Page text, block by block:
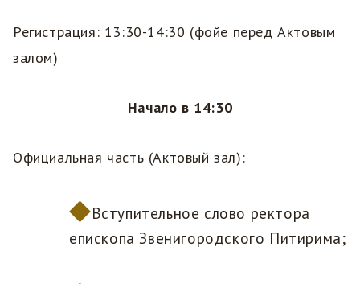
Регистрация: 13:30-14:30 (фойе перед Актовым
залом)
Начало в 14:30
Официальная часть (Актовый зал):
Вступительное слово ректора
епископа Звенигородского Питирима;